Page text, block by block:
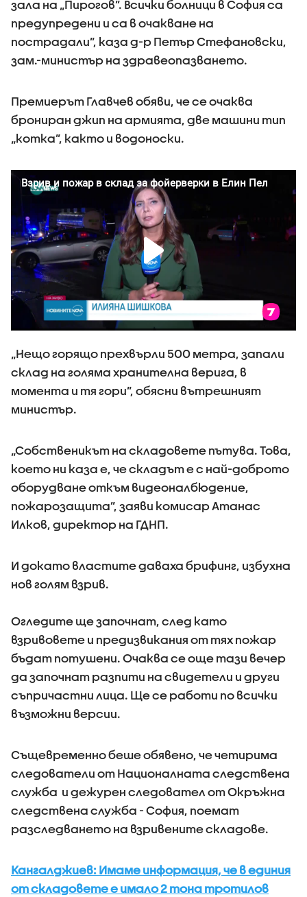
зала на „Пирогов”. Всички болници в София са
предупредени и са в очакване на
пострадали”, каза д-р Петър Стефановски,
зам.-министър на здравеопазването.
Премиерът Главчев обяви, че се очаква
брониран джип на армията, две машини тип
„котка”, както и водоноски.
„Нещо горящо прехвърли 500 метра, запали
склад на голяма хранителна верига, в
момента и тя гори”, обясни вътрешният
министър.
„Собственикът на складовете пътува. Това,
което ни каза е, че складът е с най-доброто
оборудване откъм видеоналбюдение,
пожарозащита”, заяви комисар Атанас
Илков, директор на ГДНП.
И докато властите даваха брифинг, избухна
нов голям взрив.
Огледите ще започнат, след като
взривовете и предизвикания от тях пожар
бъдат потушени. Очаква се още тази вечер
да започнат разпити на свидетели и други
съпричастни лица. Ще се работи по всички
възможни версии.
Същевременно беше обявено, че четирима
следователи от Националната следствена
служба и дежурен следовател от Окръжна
следствена служба - София, поемат
разследването на взривените складове.
Кангалджиев: Имаме информация, че в единия
от складовете е имало 2 тона тротилов